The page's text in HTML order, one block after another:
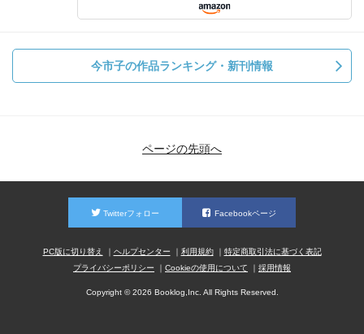
今市子の作品ランキング・新刊情報
ページの先頭へ
Twitterフォロー Facebookページ
PC版に切り替え ヘルプセンター 利用規約
特定商取引法に基づく表記
プライバシーポリシー
Cookieの使用について 採用情報
Copyright © 2026 Booklog,Inc. All Rights Reserved.